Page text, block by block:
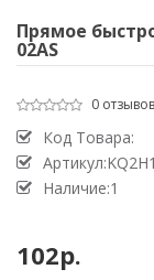
Прямое
02AS
0 отзывов
Код Товара:
Наличие:1
102р.